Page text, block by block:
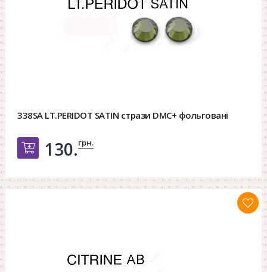
338SA LT.PERIDOT SATIN стрази DMC+ фольговані
Добавить в корзину
130.грн.